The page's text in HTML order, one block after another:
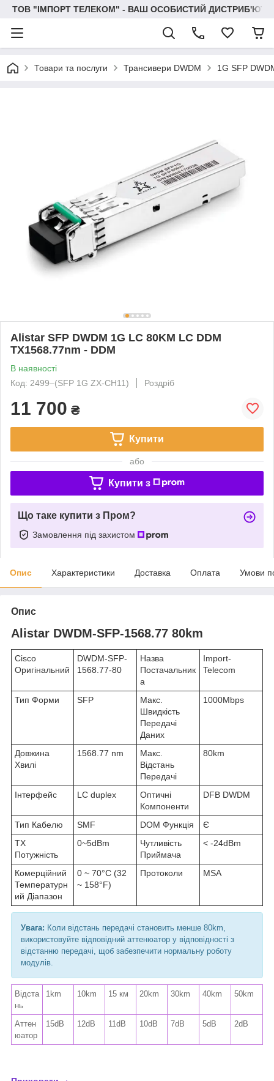
ТОВ "IМПОРТ ТЕЛЕКОМ" - ВАШ ОСОБИСТИЙ
Товари та послуги Трансивери DWDM 1G SFP
Alistar SFP DWDM 1G LC 80KM LC DDM
TX1568.77nm - DDM
В наявності
Код: 2499‒(SFP 1G ZX-CH11)
Роздріб
11 700 ₴
Купити
або
Купити з
Що таке купити з Пром?
Замовлення під захистом
Опис Характеристики Доставка Оплата Умови
Опис
Alistar DWDM-SFP-1568.77 80km
Cisco
Оригінальний
DWDM-SFP-
1568.77-80
Назва
Постачальник
а
Import-
Telecom
Тип Форми SFP
Макс.
Швидкість
Передачі
Даних
1000Mbps
Довжина
Хвилі
1568.77 nm
Макс.
Відстань
Передачі
80km
Інтерфейс LC duplex
Оптичні
Компоненти
DFB DWDM
Тип Кабелю SMF DOM Функція
Є
TX
Потужність
0~5dBm
Чутливість
Приймача
< -24dBm
Комерційний
Температурн
ий Діапазон
0 ~ 70°C (32
~ 158°F)
Протоколи MSA
Увага: Коли відстань передачі становить менше 80km,
використовуйте відповідний аттенюатор у відповідності з
відстанню передачі, щоб забезпечити нормальну роботу
модулів.
Відста
нь
1km 10km 15 км 20km 30km 40km 50km
Аттен
юатор
15dB 12dB 11dB 10dB 7dB 5dB 2dB